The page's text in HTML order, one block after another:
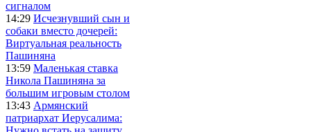
сигналом
14:29 Исчезнувший сын и
собаки вместо дочерей:
Виртуальная реальность
Пашиняна
13:59 Маленькая ставка
Никола Пашиняна за
большим игровым столом
13:43 Армянский
патриархат Иерусалима: